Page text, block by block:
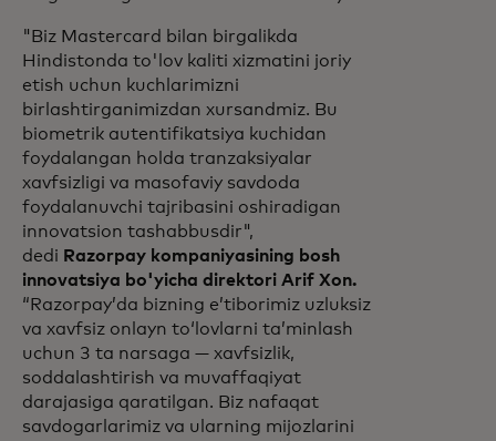
"Biz Mastercard bilan birgalikda
Hindistonda to'lov kaliti xizmatini joriy
etish uchun kuchlarimizni
birlashtirganimizdan xursandmiz. Bu
biometrik autentifikatsiya kuchidan
foydalangan holda tranzaksiyalar
xavfsizligi va masofaviy savdoda
foydalanuvchi tajribasini oshiradigan
innovatsion tashabbusdir",
dedi Razorpay kompaniyasining bosh
innovatsiya bo'yicha direktori Arif Xon.
“Razorpay’da bizning e’tiborimiz uzluksiz
va xavfsiz onlayn to‘lovlarni ta’minlash
uchun 3 ta narsaga — xavfsizlik,
soddalashtirish va muvaffaqiyat
darajasiga qaratilgan. Biz nafaqat
savdogarlarimiz va ularning mijozlarini